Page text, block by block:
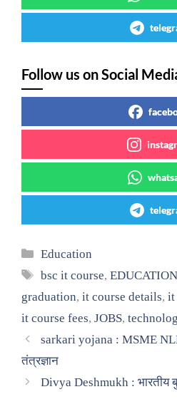
Follow us on Social
Categories
Education
Tags
bsc it course,EDUCATION
graduation, it course details, it
it course fees, JOBS,
sarkari yojana : MSME
तंत्रज्ञान
Divya Deshmukh : भारतीय